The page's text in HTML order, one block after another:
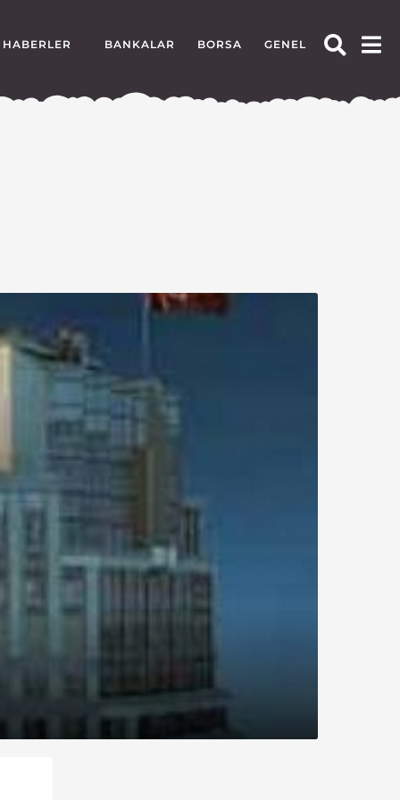
HABERLER BANKALAR BORSA GENEL